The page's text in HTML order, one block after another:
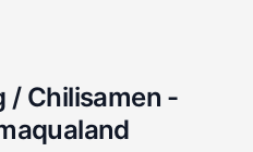
/ Chilisamen -